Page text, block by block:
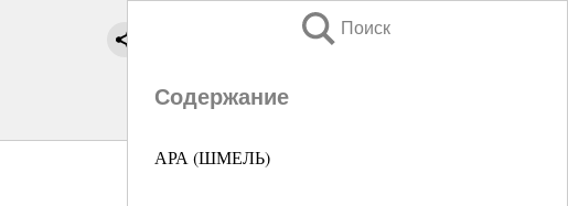
Поиск
Содержание
АРА (ШМЕЛЬ)